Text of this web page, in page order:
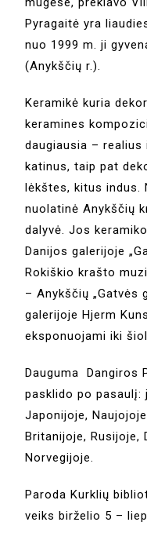
Pyragaitė yra
nuo 1999 m. ji
(Anykščių r.).
Keramikė kuria
keramines
daugiausia –
katinus, taip pat
lėkštes, kitus indus.
nuolatinė Anykščių
dalyvė. Jos
Danijos galerijoje
Rokiškio krašto
– Anykščių „Gatvės
galerijoje Hjerm
eksponuojami iki
Dauguma Dangiros
pasklido po pasaulį:
Japonijoje,
Britanijoje, Rusijoje,
Norvegijoje.
Paroda Kurklių
veiks birželio 5 –